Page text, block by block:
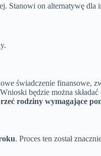
Stanowi on alternatywę
świadczenie finansowe,
będzie można
rodziny wymagające
. Proces ten został